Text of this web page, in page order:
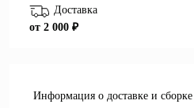
Доставка
от 2 000 ₽
Информация о доставке и сборке